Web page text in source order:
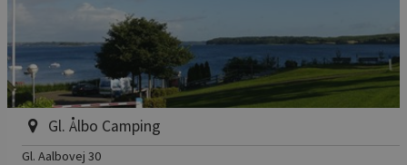
Gl. Ålbo Camping
Gl. Aalbovej 30